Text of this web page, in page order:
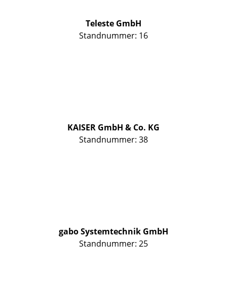
Teleste GmbH
Standnummer: 16
KAISER GmbH & Co. KG
Standnummer: 38
gabo Systemtechnik GmbH
Standnummer: 25